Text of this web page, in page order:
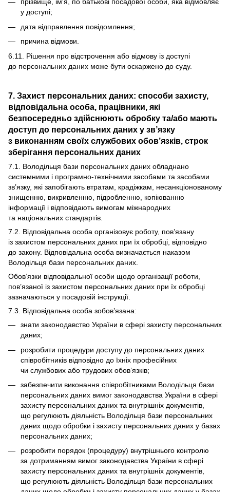
прізвище, ім'я, по батькові посадової особи, яка відмовляє
у доступі;
дата відправлення повідомлення;
причина відмови.
6.11. Рішення про відстрочення або відмову із доступі
до персональних даних може бути оскаржено до суду.
7. Захист персональних даних: способи захисту,
відповідальна особа, працівники, які
безпосередньо здійснюють обробку та/або мають
доступ до персональних даних у зв’язку
з виконанням своїх службових обов’язків, строк
зберігання персональних даних
7.1. Володільця бази персональних даних обладнано
системними і програмно-технічними засобами та засобами
зв’язку, які запобігають втратам, крадіжкам, несанкціонованому
знищенню, викривленню, підробленню, копіюванню
інформації і відповідають вимогам міжнародних
та національних стандартів.
7.2. Відповідальна особа організовує роботу, пов’язану
із захистом персональних даних при їх обробці, відповідно
до закону. Відповідальна особа визначається наказом
Володільця бази персональних даних.
Обов’язки відповідальної особи щодо організації роботи,
пов’язаної із захистом персональних даних при їх обробці
зазначаються у посадовій інструкції.
7.3. Відповідальна особа зобов’язана:
знати законодавство України в сфері захисту персональних
даних;
розробити процедури доступу до персональних даних
співробітників відповідно до їхніх професійних
чи службових або трудових обов’язків;
забезпечити виконання співробітниками Володільця бази
персональних даних вимог законодавства України в сфері
захисту персональних даних та внутрішніх документів,
що регулюють діяльність Володільця бази персональних
даних щодо обробки і захисту персональних даних у базах
персональних даних;
розробити порядок (процедуру) внутрішнього контролю
за дотриманням вимог законодавства України в сфері
захисту персональних даних та внутрішніх документів,
що регулюють діяльність Володільця бази персональних